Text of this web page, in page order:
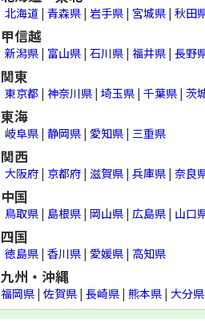
北海道 | 青森県 | 岩手県 | 宮城県 | 秋田
甲信越
新潟県 | 富山県 | 石川県 | 福井県 | 長野
関東
東京都 | 神奈川県 | 埼玉県 | 千葉県 | 茨
東海
岐阜県 | 静岡県 | 愛知県 | 三重県
関西
大阪府 | 京都府 | 滋賀県 | 兵庫県 | 奈良
中国
鳥取県 | 島根県 | 岡山県 | 広島県 | 山口
四国
徳島県 | 香川県 | 愛媛県 | 高知県
九州・沖縄
福岡県 | 佐賀県 | 長崎県 | 熊本県 | 大分県